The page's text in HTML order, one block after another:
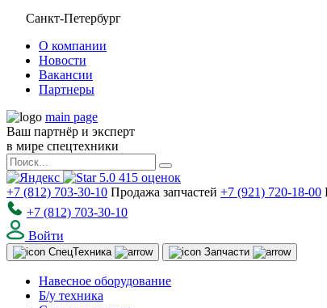
Санкт-Петербург
О компании
Новости
Вакансии
Партнеры
main page
Ваш партнёр и эксперт
в мире спецтехники
5.0 415 оценок
+7 (812) 703-30-10 Продажа запчастей +7 (921) 720-18-00
+7 (812) 703-30-10
Войти
СпецТехника Запчасти
Навесное оборудование
Б/у техника